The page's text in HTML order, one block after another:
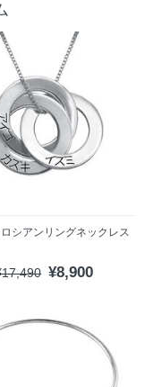
シアンリングネックレス
¥8,900